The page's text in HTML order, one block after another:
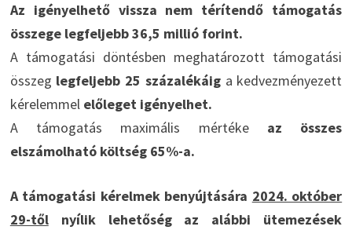
Az igényelhető vissza nem térítendő támogatás
összege legfeljebb 36,5 millió forint.
A támogatási döntésben meghatározott támogatási
összeg legfeljebb 25 százalékáiga kedvezményezett
kérelemmel előleget igényelhet.
A támogatás maximális mértéke az összes
elszámolható költség 65%-a.
A támogatási kérelmek benyújtására 2024. október
29-tőlnyílik lehetőség az alábbi ütemezések